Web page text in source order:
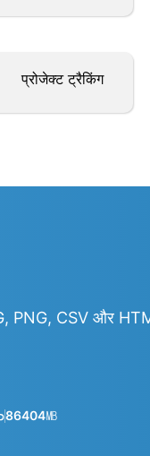
प्रोजेक्ट ट्रैकिंग
PNG, CSV और
86404㎆︎